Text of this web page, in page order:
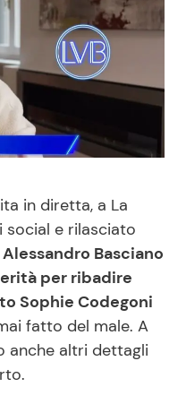
e Ricette
di Cucina
Ricette in TV
Piatti
Facili e Veloci
Feste
in diretta, a La
social e rilasciato
Alessandro Basciano
per ribadire
Sophie Codegoni
fatto del male. A
anche altri dettagli